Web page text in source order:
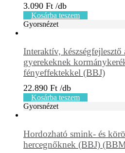
3.090 Ft
Kosárba teszem
Gyorsnézet
Interaktív,
gyerekeknek
fényeffektekkel (BBJ)
22.890 Ft
Kosárba teszem
Gyorsnézet
Hordozható smink- és
hercegnőknek (BBJ)